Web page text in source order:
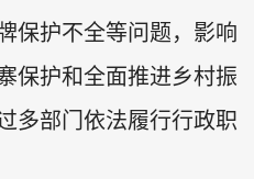
保护不全等问题，影响
保护和全面推进乡村振
多部门依法履行行政职